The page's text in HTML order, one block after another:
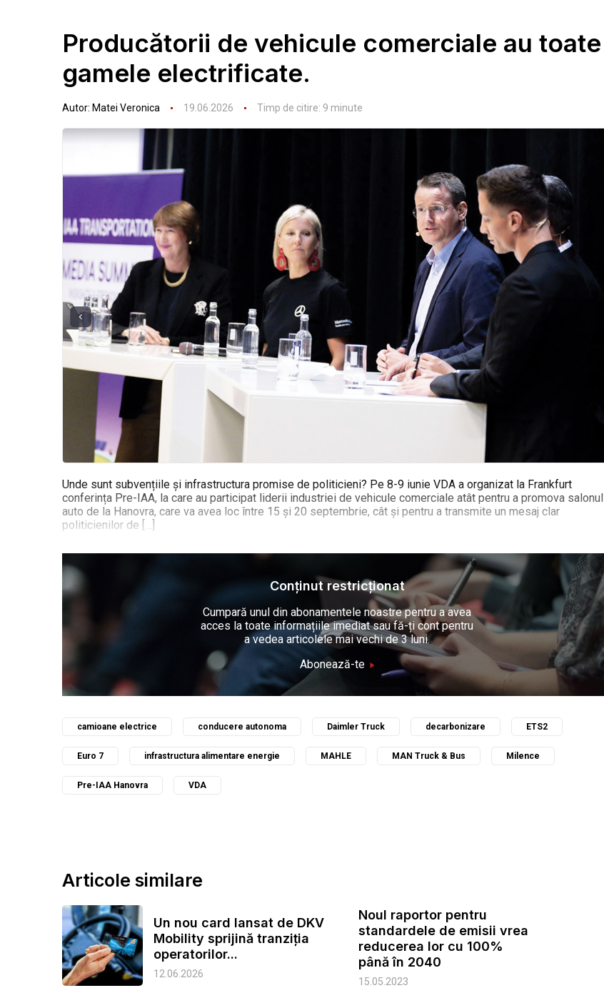
Producătorii de vehicule comerciale au toate
gamele electrificate.
Autor: Matei Veronica 19.06.2026 Timp de citire: 9 minute
Unde sunt subvențiile și infrastructura promise de politicieni? Pe 8-9 iunie VDA a organizat la Frankfurt
conferința Pre-IAA, la care au participat liderii industriei de vehicule comerciale atât pentru a promova salonul
auto de la Hanovra, care va avea loc între 15 și 20 septembrie, cât și pentru a transmite un mesaj clar
politicienilor de […]
Conținut restricționat
Cumpară unul din abonamentele noastre pentru a avea
acces la toate informațiile imediat sau fă-ți cont pentru
a vedea articolele mai vechi de 3 luni.
Abonează-te
camioane electrice conducere autonoma Daimler Truck decarbonizare ETS2
Euro 7 infrastructura alimentare energie MAHLE MAN Truck & Bus Milence
Pre-IAA Hanovra VDA
Articole similare
Un nou card lansat de DKV
Mobility sprijină tranziția
operatorilor...
12.06.2026
Noul raportor pentru
standardele de emisii vrea
reducerea lor cu 100%
până în 2040
15.05.2023